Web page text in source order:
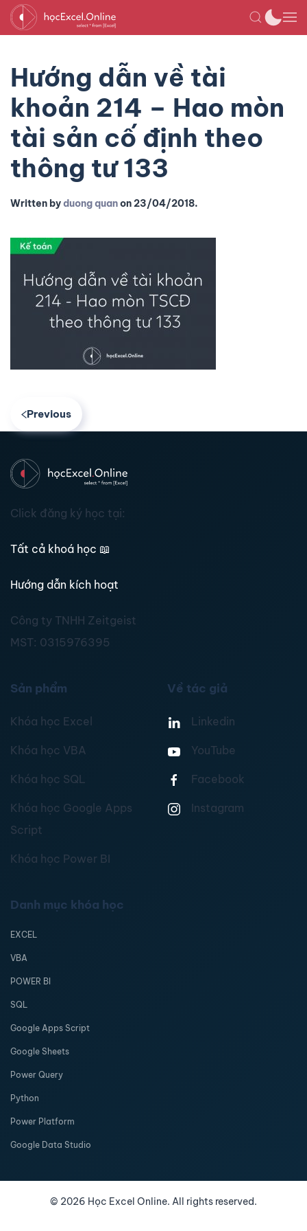
Hướng dẫn về tài
khoản 214 – Hao mòn
tài sản cố định theo
thông tư 133
Written byduong quanon23/04/2018.
Previous
Click đăng ký học tại:
Tất cả khoá học 📖
Hướng dẫn kích hoạt
Công ty TNHH Zeitgeist
MST: 0315976395
Sản phẩm
Khóa học Excel
Khóa học VBA
Khóa học SQL
Khóa học Google Apps
Script
Khóa học Power BI
Về tác giả
Linkedin
YouTube
Facebook
Instagram
Danh mục khóa học
EXCEL
VBA
POWER BI
SQL
Google Apps Script
Google Sheets
Power Query
Python
Power Platform
Google Data Studio
© 2026 Học Excel Online. All rights reserved.